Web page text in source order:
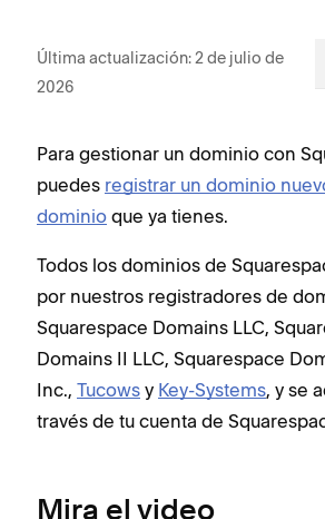
Última actualización: 2 de julio de
2026
Para gestionar un dominio con
puedes registrar un dominio
dominio que ya tienes.
Todos los dominios de
por nuestros registradores de
Squarespace Domains LLC,
Domains II LLC, Squarespace
Inc., Tucows y Key-Systems, y se
través de tu cuenta de
Mira el video